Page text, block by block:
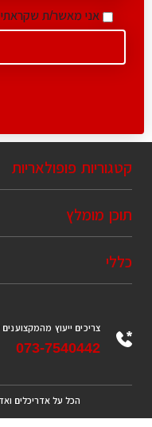
אני מאשר/ת שקראתי ואני
פופולאריות
מומלץ
צריכים ייעוץ מהמקצוענים
073-7540442
הכל על אדריכלים ואדריכלות